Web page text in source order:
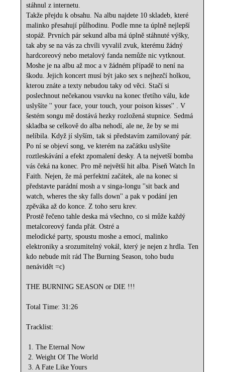
stáhnul z internetu.
Takže přejdu k obsahu. Na albu najdete 10 skladeb, které
malinko přesahují půlhodinu. Podle mne ta úplně nejlepší
stopáž. Prvních pár sekund alba má úplně stáhnuté výšky,
tak aby se na vás za chvíli vyvalil zvuk, kterému žádný
hardcoreový nebo metalový fanda nemůže nic vytknout.
Moshe je na albu až moc a v žádném případě to není na
škodu. Jejich koncert musí být jako sex s nejhezčí holkou,
kterou znáte a texty nebudou taky od věci. Stačí si
poslechnout nečekanou vsuvku na konec třetího válu, kde
uslyšíte '' your face, your touch, your poison kisses'' . V
šestém songu mě dostává hezky rozložená stupnice. Sedmá
skladba se celkově do alba nehodí, ale ne, že by se mi
nelíbila. Když jí slyším, tak si představím zamilovaný pár.
Po ní se objeví song, ve kterém na začátku uslyšíte
roztleskávání a efekt zpomalení desky. A ta nejvetší bomba
vás čeká na konec. Pro mě největší hit alba. Píseň Watch In
Faith. Nejen, že má perfektní začátek, ale na konec si
představte parádní mosh a v singa-longu ''sit back and
watch, wheres the sky falls down'' a pak v podání jen
zpěváka až do konce. Z toho seru krev.
Prostě řečeno tahle deska má všechno, co si může každý
metalcoreový fanda přát. Ostré a
melodické party, spoustu moshe a emocí, malinko
elektroniky a srozumitelný vokál, který je nejen z hrdla. Ten
kdo nebude mít rád The Burning Season, toho budu
nenávidět =c)
THE BURNING SEASON or DIE !!!
Total Time: 31:26
Tracklist:
1. The Eternal Now
2. Weight Of The World
3. A Fate Like Yours